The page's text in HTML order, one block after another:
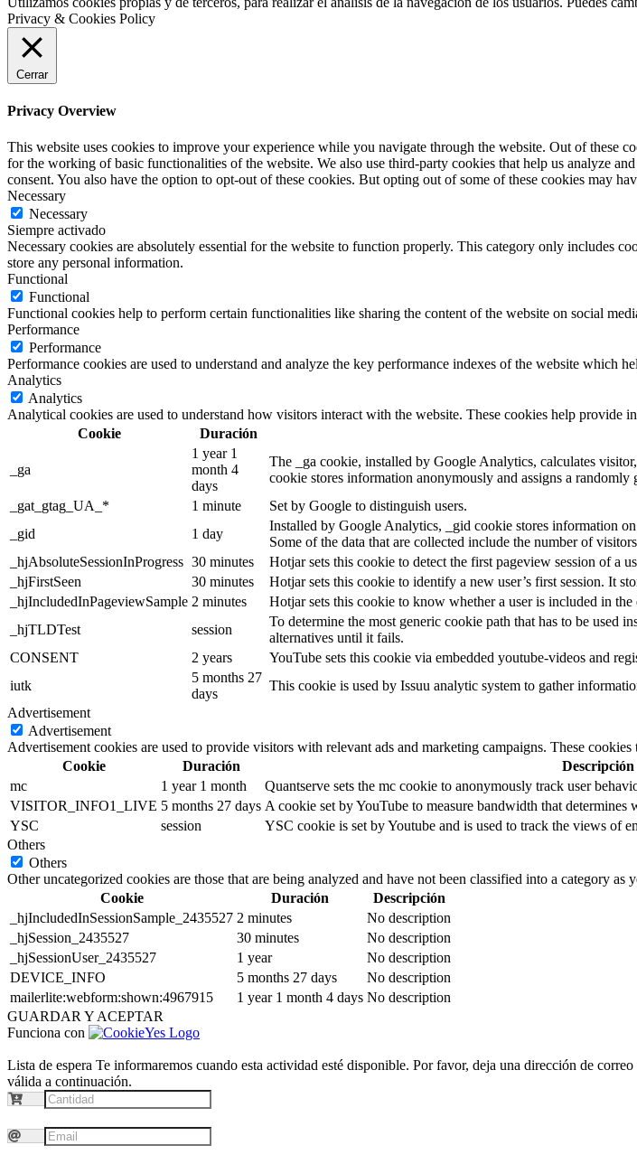
Privacy & Cookies Policy
Cerrar
Privacy Overview
This website uses cookies to improve your experience while you navigate through the website. Out of these
for the working of basic functionalities of the website. We also use third-party cookies that help us analyze
consent. You also have the option to opt-out of these cookies. But opting out of some of these cookies may
Necessary
Necessary
Siempre activado
Necessary cookies are absolutely essential for the website to function properly. This category only includes
store any personal information.
Functional
Functional
Functional cookies help to perform certain functionalities like sharing the content of the website on social
Performance
Performance
Performance cookies are used to understand and analyze the key performance indexes of the website which
Analytics
Analytics
Analytical cookies are used to understand how visitors interact with the website. These cookies help provide
Cookie
Duración
_ga
1 year 1
month 4
days
The _ga cookie, installed by Google Analytics, calculates
cookie stores information anonymously and assigns a
_gat_gtag_UA_*
1 minute
Set by Google to distinguish users.
_gid
1 day
Installed by Google Analytics, _gid cookie stores information
Some of the data that are collected include the number of
_hjAbsoluteSessionInProgress 30 minutes
Hotjar sets this cookie to detect the first pageview session of a
_hjFirstSeen
30 minutes
Hotjar sets this cookie to identify a new user’s first session. It
_hjIncludedInPageviewSample 2 minutes
Hotjar sets this cookie to know whether a user is included in
_hjTLDTest
session
To determine the most generic cookie path that has to be used
alternatives until it fails.
CONSENT
2 years
YouTube sets this cookie via embedded youtube-videos and
iutk
5 months 27
days
This cookie is used by Issuu analytic system to gather
Advertisement
Advertisement
Advertisement cookies are used to provide visitors with relevant ads and marketing campaigns. These
Cookie
Duración
Descripción
mc
1 year 1 month
Quantserve sets the mc cookie to anonymously track user
VISITOR_INFO1_LIVE 5 months 27 days A cookie set by YouTube to measure bandwidth that determines
YSC
session
YSC cookie is set by Youtube and is used to track the views of
Others
Others
Other uncategorized cookies are those that are being analyzed and have not been classified into a category as
Cookie
Duración
Descripción
_hjIncludedInSessionSample_2435527 2 minutes
No description
_hjSession_2435527
30 minutes
No description
_hjSessionUser_2435527
1 year
No description
DEVICE_INFO
5 months 27 days
No description
mailerlite:webform:shown:4967915
1 year 1 month 4 days No description
GUARDAR Y ACEPTAR
Funciona con
Lista de espera Te informaremos cuando esta actividad esté disponible. Por favor, deja una dirección de
válida a continuación.